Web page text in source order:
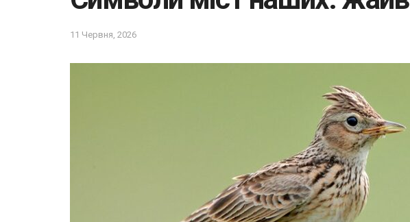
11 Червня, 2026